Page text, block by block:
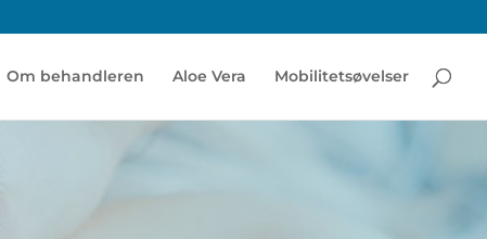
Om behandleren Aloe Vera Mobilitetsøvelser